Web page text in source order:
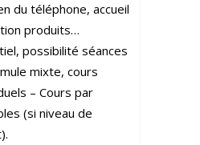
du téléphone, accueil
produits…
possibilité séances
mixte, cours
– Cours par
(si niveau de